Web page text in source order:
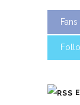
Fans